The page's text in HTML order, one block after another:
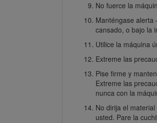
No fuerce la
Manténgase alerta
cansado, o bajo la
Utilice la máquina
Extreme las
Pise firme y
Extreme las
nunca con la
No dirija el
usted. Pare la